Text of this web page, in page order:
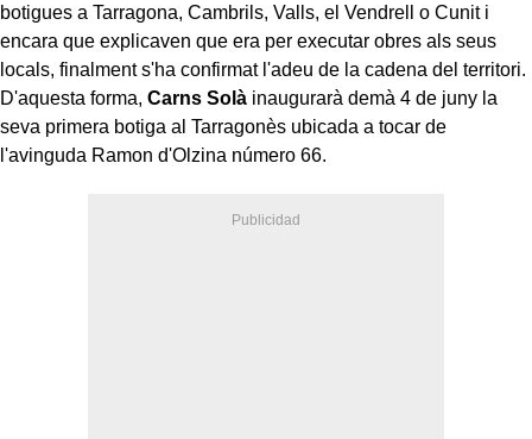
botigues a Tarragona, Cambrils, Valls, el Vendrell o Cunit i
encara que explicaven que era per executar obres als seus
locals, finalment s'ha confirmat l'adeu de la cadena del territori.
D'aquesta forma, Carns Solà inaugurarà demà 4 de juny la
seva primera botiga al Tarragonès ubicada a tocar de
l'avinguda Ramon d'Olzina número 66.